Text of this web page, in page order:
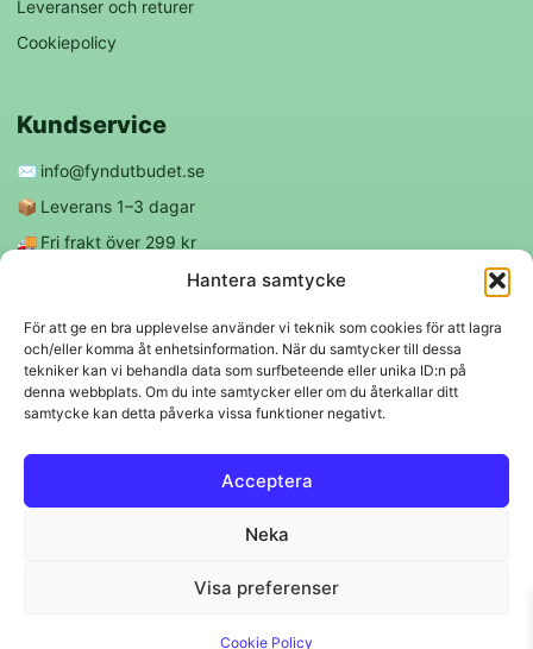
Hantera samtycke
För att ge en bra upplevelse använder vi teknik som cookies för att lagra
och/eller komma åt enhetsinformation. När du samtycker till dessa
tekniker kan vi behandla data som surfbeteende eller unika ID:n på
denna webbplats. Om du inte samtycker eller om du återkallar ditt
samtycke kan detta påverka vissa funktioner negativt.
Acceptera
Neka
Visa preferenser
Cookie Policy
Leveranser och returer
Cookiepolicy
Kundservice
✉️ info@fyndutbudet.se
📦 Leverans 1–3 dagar
🚚 Fri frakt över 299 kr
Följ oss
f ◎
Trygga betalningar
Swish